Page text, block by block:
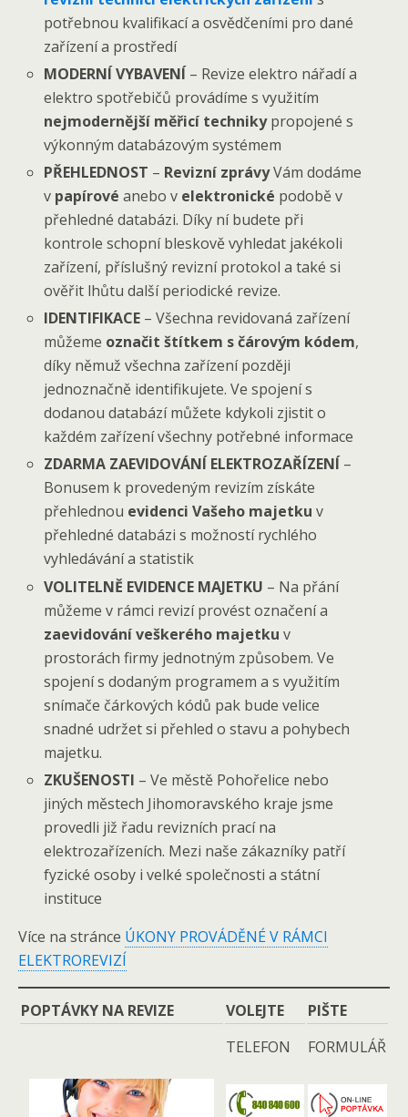
potřebnou kvalifikací a osvědčeními pro dané
zařízení a prostředí
MODERNÍ VYBAVENÍ – Revize elektro nářadí a
elektro spotřebičů provádíme s využitím
nejmodernější měřicí technikypropojené s
výkonným databázovým systémem
PŘEHLEDNOST – Revizní zprávyVám dodáme
v papírové anebo v elektronické podobě v
přehledné databázi. Díky ní budete při
kontrole schopní bleskově vyhledat jakékoli
zařízení, příslušný revizní protokol a také si
ověřit lhůtu další periodické revize.
IDENTIFIKACE – Všechna revidovaná zařízení
můžeme označit štítkem s čárovým kódem,
díky němuž všechna zařízení později
jednoznačně identifikujete. Ve spojení s
dodanou databází můžete kdykoli zjistit o
každém zařízení všechny potřebné informace
ZDARMA ZAEVIDOVÁNÍ ELEKTROZAŘÍZENÍ –
Bonusem k provedeným revizím získáte
přehlednou evidenci Vašeho majetku v
přehledné databázi s možností rychlého
vyhledávání a statistik
VOLITELNĚ EVIDENCE MAJETKU – Na přání
můžeme v rámci revizí provést označení a
zaevidování veškerého majetku v
prostorách firmy jednotným způsobem. Ve
spojení s dodaným programem a s využitím
snímače čárkových kódů pak bude velice
snadné udržet si přehled o stavu a pohybech
majetku.
ZKUŠENOSTI – Ve městě Pohořelice nebo
jiných městech Jihomoravského kraje jsme
provedli již řadu revizních prací na
elektrozařízeních. Mezi naše zákazníky patří
fyzické osoby i velké společnosti a státní
instituce
Více na stránce ÚKONY PROVÁDĚNÉ V RÁMCI
ELEKTROREVIZÍ
POPTÁVKY NA REVIZE VOLEJTE
PIŠTE
TELEFON
FORMULÁŘ